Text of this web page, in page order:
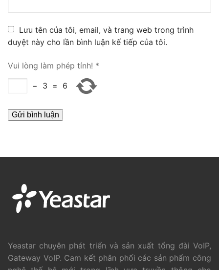
PRI VoIP Gateway TE100
PRI VoIP Gateway TE200
TIN TỨC
HƯỚNG DẪN
Lưu tên của tôi, email, và trang web trong trình
duyệt này cho lần bình luận kế tiếp của tôi.
Vui lòng làm phép tính! *
− 3 = 6
Yeastar chuyên phát triển và sản xuất tổng đài VoIP,
Gateway VoIP. Cam kết phân phối các sản phẩm công